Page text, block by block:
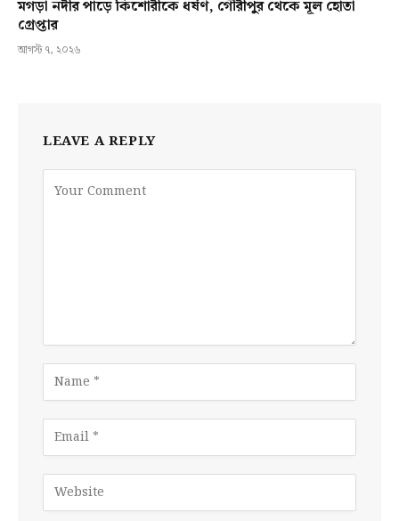
মগড়া নদীর পাড়ে কিশোরীকে ধর্ষণ, গৌরীপুর থেকে মূল হোতা
গ্রেপ্তার
আগস্ট ৭, ২০২৬
LEAVE A REPLY